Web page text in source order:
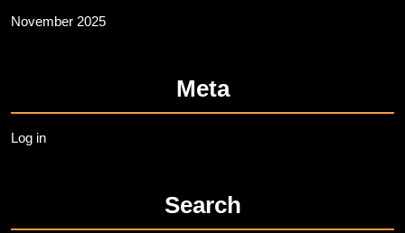
November 2025
Meta
Log in
Search